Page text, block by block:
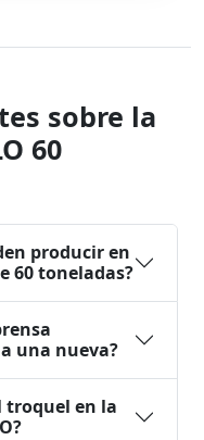
sobre la
60
producir en
60 toneladas?
una nueva?
troquel en la